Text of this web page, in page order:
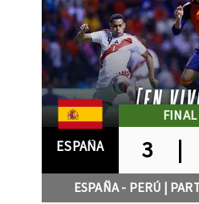
FINAL
ESPAÑA 3 |
ESPAÑA - PERÚ |